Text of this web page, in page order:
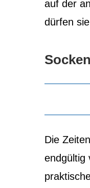
auf der
dürfen
Die
endgültig